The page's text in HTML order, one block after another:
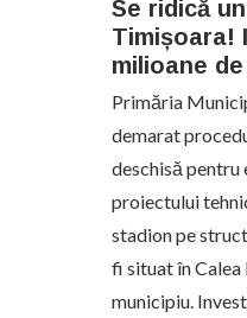
Se ridică
Timișoara!
milioane
Primăria
demarat
deschisă pentru
proiectului
stadion pe
fi situat în Calea
municipiu.